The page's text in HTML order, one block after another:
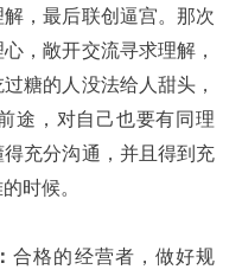
，最后联创逼宫。那次
，敞开交流寻求理解，
糖的人没法给人甜头，
途，对自己也要有同理
充分沟通，并且得到充
时候。
合格的经营者，做好规